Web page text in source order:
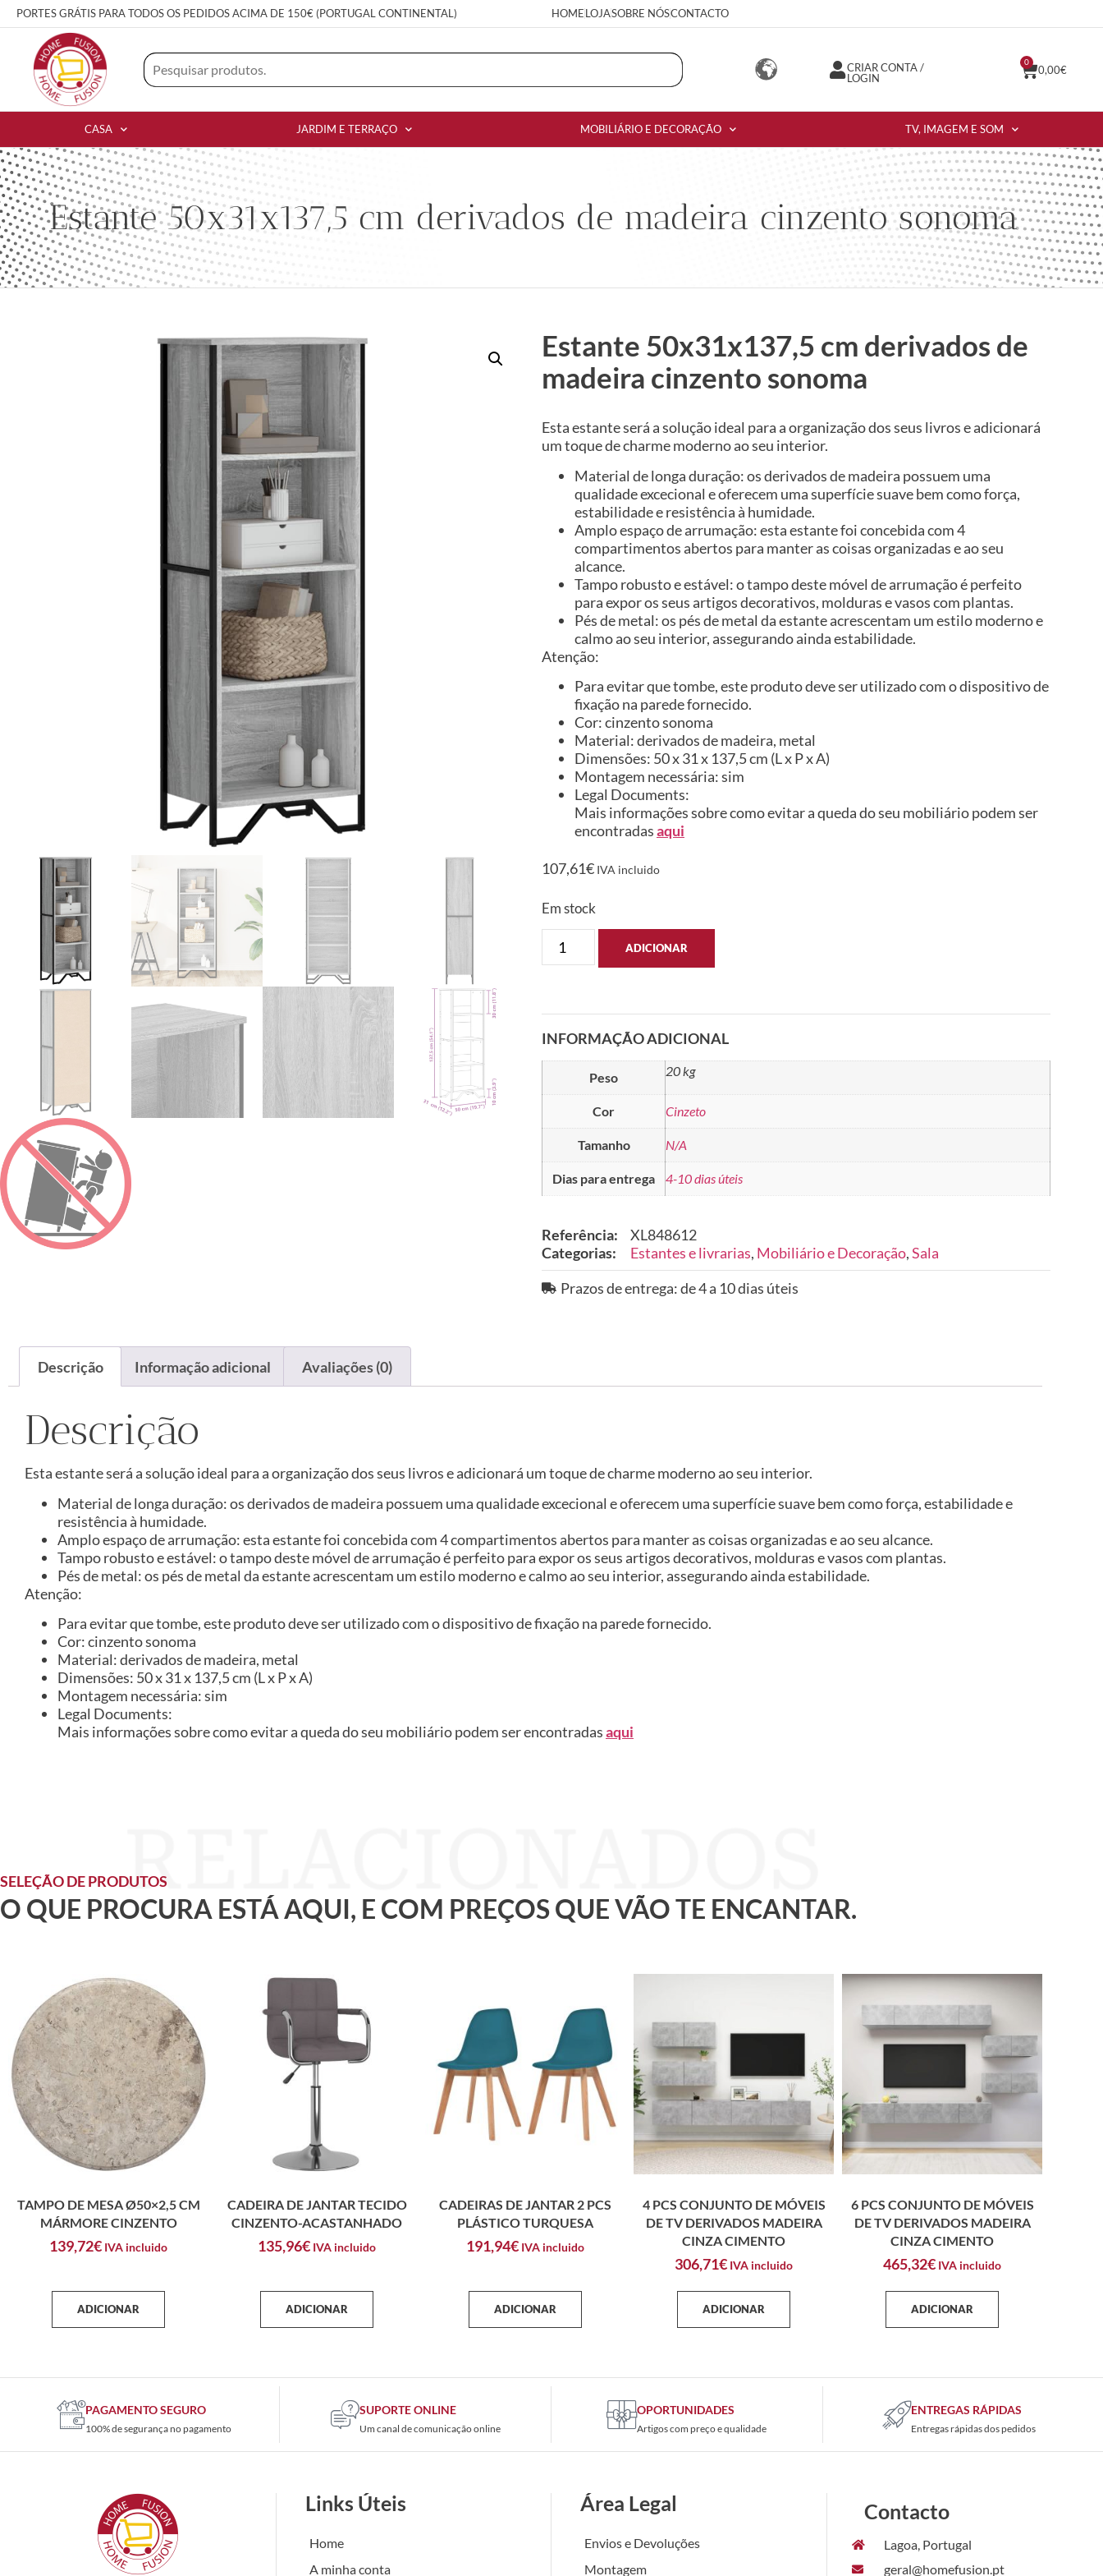
PORTES GRÁTIS PARA TODOS OS PEDIDOS ACIMA DE 150€ (PORTUGAL CONTINENTAL) HOMELOJASOBRE NÓSCONTACTO
CRIAR CONTA /
LOGIN
0,00€
0
CASA JARDIM E TERRAÇO MOBILIÁRIO E DECORAÇÃO TV, IMAGEM E SOM
Estante 50x31x137,5 cm derivados de madeira cinzento sonoma
Estante 50x31x137,5 cm derivados de
madeira cinzento sonoma
Esta estante será a solução ideal para a organização dos seus livros e adicionará
um toque de charme moderno ao seu interior.
Material de longa duração: os derivados de madeira possuem uma
qualidade excecional e oferecem uma superfície suave bem como força,
estabilidade e resistência à humidade.
Amplo espaço de arrumação: esta estante foi concebida com 4
compartimentos abertos para manter as coisas organizadas e ao seu
alcance.
Tampo robusto e estável: o tampo deste móvel de arrumação é perfeito
para expor os seus artigos decorativos, molduras e vasos com plantas.
Pés de metal: os pés de metal da estante acrescentam um estilo moderno e
calmo ao seu interior, assegurando ainda estabilidade.
Atenção:
Para evitar que tombe, este produto deve ser utilizado com o dispositivo de
fixação na parede fornecido.
Cor: cinzento sonoma
Material: derivados de madeira, metal
Dimensões: 50 x 31 x 137,5 cm (L x P x A)
Montagem necessária: sim
Legal Documents:
Mais informações sobre como evitar a queda do seu mobiliário podem ser
encontradasaqui
107,61€ IVA incluido
Em stock
ADICIONAR
INFORMAÇÃO ADICIONAL
Peso 20 kg
Cor Cinzeto
Tamanho N/A
Dias para entrega 4-10 dias úteis
Referência:
XL848612
Categorias:
Estantes e livrarias, Mobiliário e Decoração,Sala
Prazos de entrega: de 4 a 10 dias úteis
Descrição Informação adicional Avaliações (0)
Descrição
Esta estante será a solução ideal para a organização dos seus livros e adicionará um toque de charme moderno ao seu interior.
Material de longa duração: os derivados de madeira possuem uma qualidade excecional e oferecem uma superfície suave bem como força, estabilidade e
resistência à humidade.
Amplo espaço de arrumação: esta estante foi concebida com 4 compartimentos abertos para manter as coisas organizadas e ao seu alcance.
Tampo robusto e estável: o tampo deste móvel de arrumação é perfeito para expor os seus artigos decorativos, molduras e vasos com plantas.
Pés de metal: os pés de metal da estante acrescentam um estilo moderno e calmo ao seu interior, assegurando ainda estabilidade.
Atenção:
Para evitar que tombe, este produto deve ser utilizado com o dispositivo de fixação na parede fornecido.
Cor: cinzento sonoma
Material: derivados de madeira, metal
Dimensões: 50 x 31 x 137,5 cm (L x P x A)
Montagem necessária: sim
Legal Documents:
Mais informações sobre como evitar a queda do seu mobiliário podem ser encontradasaqui
SELEÇÃO DE PRODUTOS
O QUE PROCURA ESTÁ AQUI, E COM PREÇOS QUE VÃO TE ENCANTAR.
TAMPO DE MESA Ø50×2,5 CM
MÁRMORE CINZENTO
139,72€ IVA incluido
ADICIONAR
CADEIRA DE JANTAR TECIDO
CINZENTO-ACASTANHADO
135,96€ IVA incluido
ADICIONAR
CADEIRAS DE JANTAR 2 PCS
PLÁSTICO TURQUESA
191,94€ IVA incluido
ADICIONAR
4 PCS CONJUNTO DE MÓVEIS
DE TV DERIVADOS MADEIRA
CINZA CIMENTO
306,71€ IVA incluido
ADICIONAR
6 PCS CONJUNTO DE MÓVEIS
DE TV DERIVADOS MADEIRA
CINZA CIMENTO
465,32€ IVA incluido
ADICIONAR
PAGAMENTO SEGURO
100% de segurança no pagamento
SUPORTE ONLINE
Um canal de comunicação online
OPORTUNIDADES
Artigos com preço e qualidade
ENTREGAS RÁPIDAS
Entregas rápidas dos pedidos
Links Úteis
Home
A minha conta
Área Legal
Envios e Devoluções
Montagem
Contacto
Lagoa, Portugal
geral@homefusion.pt